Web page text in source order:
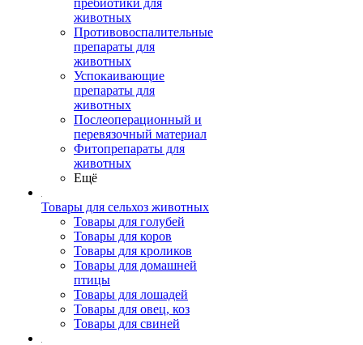
пребиотики для
животных
Противовоспалительные
препараты для
животных
Успокаивающие
препараты для
животных
Послеоперационный и
перевязочный материал
Фитопрепараты для
животных
Ещё
Товары для сельхоз животных
Товары для голубей
Товары для коров
Товары для кроликов
Товары для домашней
птицы
Товары для лошадей
Товары для овец, коз
Товары для свиней